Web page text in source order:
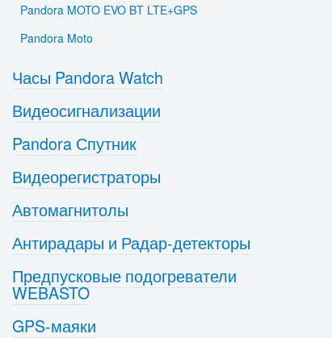
Pandora MOTO EVO BT LTE+GPS
Pandora Moto
Часы Pandora Watch
Видеосигнализации
Pandora Спутник
Видеорегистраторы
Автомагнитолы
Антирадары и Радар-детекторы
Предпусковые подогреватели
WEBASTO
GPS-маяки